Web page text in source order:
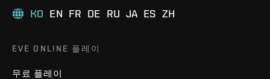
KO EN FR DE RU JA ES ZH
EVE ONLINE 플레이
무료 플레이